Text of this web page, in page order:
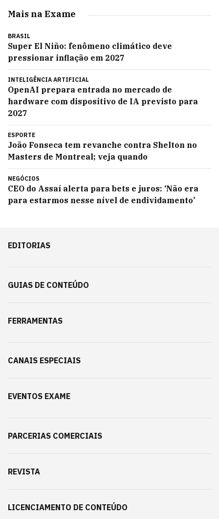
Mais na Exame
BRASIL
Super El Niño: fenômeno climático deve
pressionar inflação em 2027
INTELIGÊNCIA ARTIFICIAL
OpenAI prepara entrada no mercado de
hardware com dispositivo de IA previsto para
2027
ESPORTE
João Fonseca tem revanche contra Shelton no
Masters de Montreal; veja quando
NEGÓCIOS
CEO do Assaí alerta para bets e juros: ‘Não era
para estarmos nesse nível de endividamento’
EDITORIAS
GUIAS DE CONTEÚDO
FERRAMENTAS
CANAIS ESPECIAIS
EVENTOS EXAME
PARCERIAS COMERCIAIS
REVISTA
LICENCIAMENTO DE CONTEÚDO